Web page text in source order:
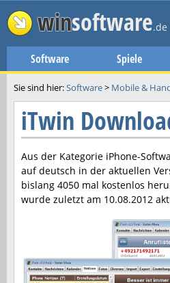
winsoftware.de
Software Spiele
Sie sind hier:Software> Mobile &
iTwin
Aus der Kategorie iPhone-
auf deutsch in der aktuellen
bislang 4050 mal kostenlos
wurde zuletzt am 10.08.2012